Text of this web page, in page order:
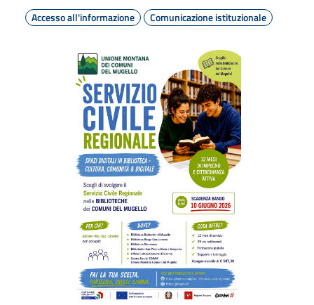
Accesso all'informazione
Comunicazione istituzionale